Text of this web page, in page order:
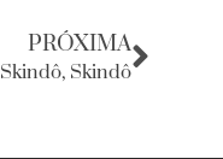
PRÓXIMA
Skindô, Skindô